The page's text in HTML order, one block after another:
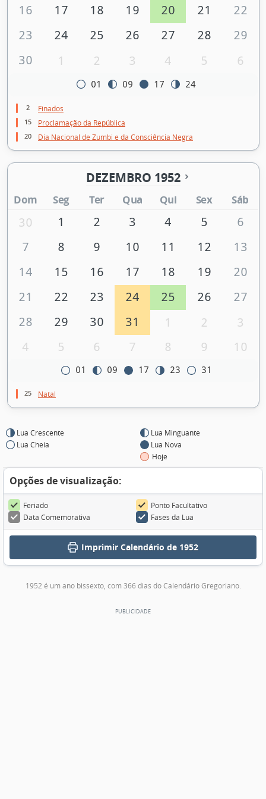
16
17 18 19 20 21
22
23
24 25 26 27 28
29
30
1 2 3 4 5 6
01 09 17 24
2 Finados
15 Proclamação da República
20 Dia Nacional de Zumbi e da Consciência Negra
DEZEMBRO 1952
Dom Seg Ter Qua Qui Sex Sáb
30 1 2 3 4 5
6
7
8 9 10 11 12
13
14
15 16 17 18 19
20
21
22 23 24 25 26
27
28
29 30 31 1 2
3
4
5 6 7 8 9 10
01 09 17 23 31
25 Natal
Lua Crescente
Lua Cheia
Lua Minguante
Lua Nova
Hoje
Opções de visualização:
Feriado
Ponto Facultativo
Data Comemorativa
Fases da Lua
Imprimir Calendário de 1952
1952 é um ano bissexto, com 366 dias do Calendário Gregoriano.